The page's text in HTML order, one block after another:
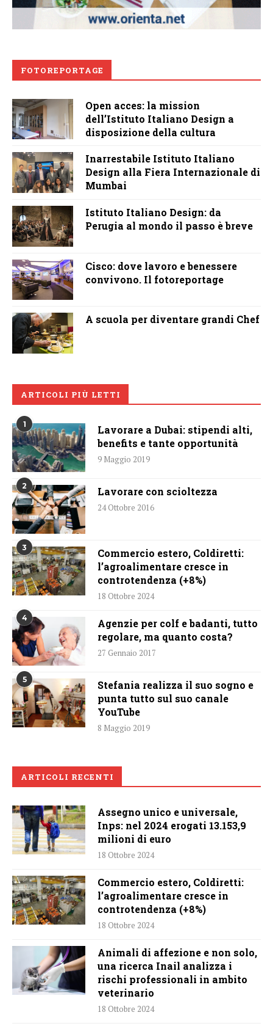
FOTOREPORTAGE
Open acces: la mission
dell’Istituto Italiano Design a
disposizione della cultura
Inarrestabile Istituto Italiano
Design alla Fiera Internazionale di
Mumbai
Istituto Italiano Design: da
Perugia al mondo il passo è breve
Cisco: dove lavoro e benessere
convivono. Il fotoreportage
A scuola per diventare grandi Chef
ARTICOLI PIÙ LETTI
1
Lavorare a Dubai: stipendi alti,
benefits e tante opportunità
9 Maggio 2019
2 Lavorare con scioltezza
24 Ottobre 2016
3
Commercio estero, Coldiretti:
l’agroalimentare cresce in
controtendenza (+8%)
18 Ottobre 2024
4
Agenzie per colf e badanti, tutto
regolare, ma quanto costa?
27 Gennaio 2017
5
Stefania realizza il suo sogno e
punta tutto sul suo canale
YouTube
8 Maggio 2019
ARTICOLI RECENTI
Assegno unico e universale,
Inps: nel 2024 erogati 13.153,9
milioni di euro
18 Ottobre 2024
Commercio estero, Coldiretti:
l’agroalimentare cresce in
controtendenza (+8%)
18 Ottobre 2024
Animali di affezione e non solo,
una ricerca Inail analizza i
rischi professionali in ambito
veterinario
18 Ottobre 2024